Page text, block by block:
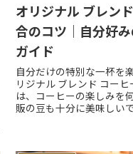
オリジナル ブレン
合のコツ｜自分好
ガイド
自分だけの特別な一杯を
リジナル ブレンド コー
は、コーヒーの楽しみを
販の豆も十分に美味しい
て豆を選び、比率を調整